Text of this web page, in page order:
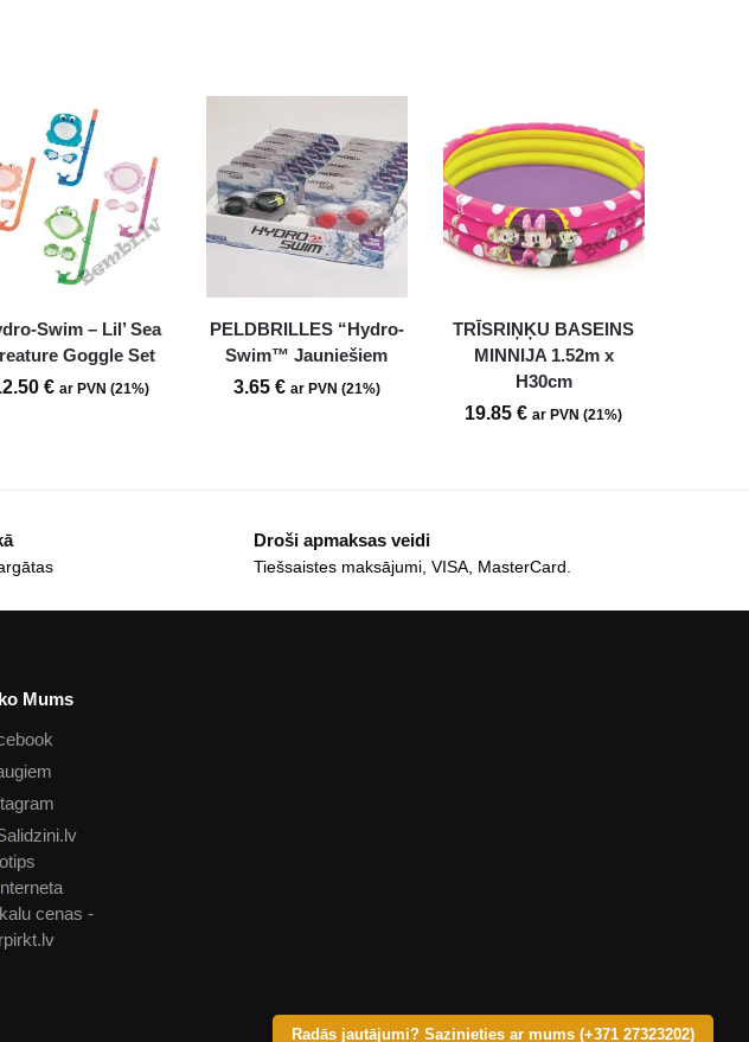
Radās jautājumi? Sazinieties ar mums (+371 27323202)
Swim – Lil’ Sea
Goggle Set
€ ar PVN (21%)
PELDBRILLES “Hydro-
Swim™ Jauniešiem
3.65 € ar PVN (21%)
TRĪSRIŅĶU BASEINS
MINNIJA 1.52m x
H30cm
19.85€ ar PVN (21%)
Droši apmaksas veidi
Tiešsaistes maksājumi, VISA, MasterCard.
Mums